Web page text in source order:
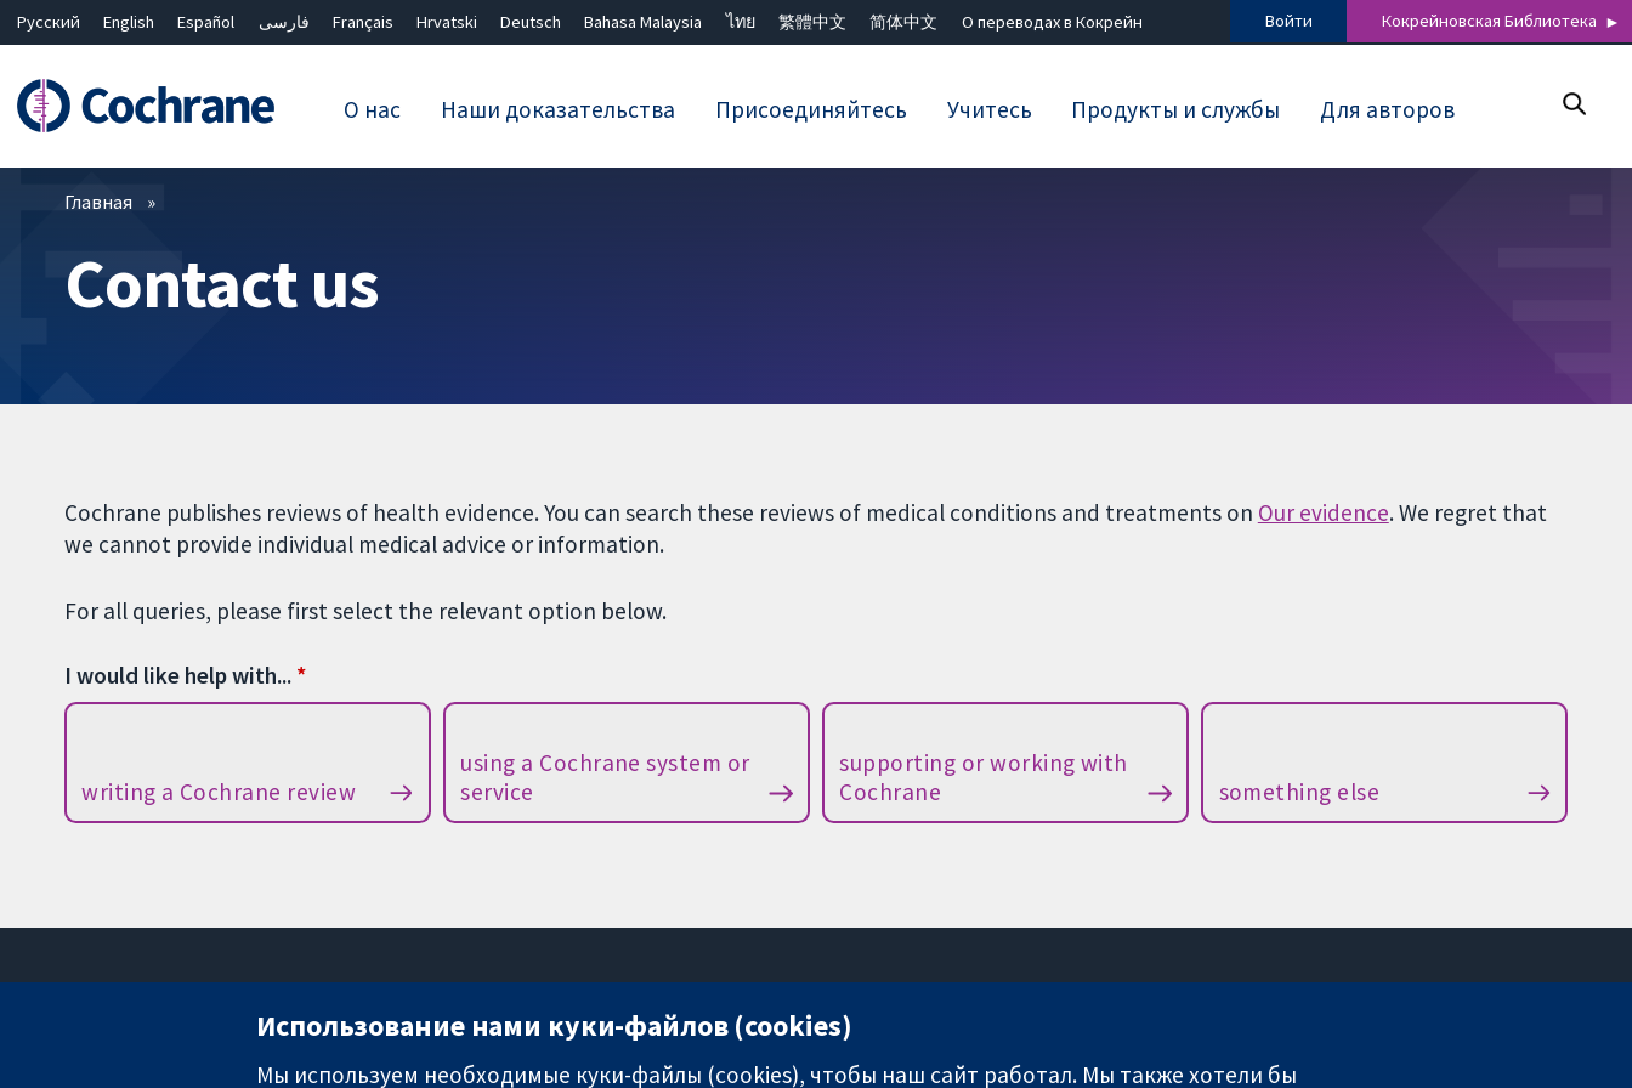
Русский English Español فارسی Français Hrvatski Deutsch Bahasa Malaysia ไทย 繁體中文 简体中文 О переводах в Кокрейн Войти Кокрейновская Библиотека
О нас Наши доказательства Присоединяйтесь Учитесь Продукты и службы Для авторов
Фильтры
Главная
Contact us
Cochrane publishes reviews of health evidence. You can search these reviews of medical conditions and treatments on Our evidence. We regret that
we cannot provide individual medical advice or information.
For all queries, please first select the relevant option below.
I would like help with...
writing a Cochrane review
using a Cochrane system or
service
supporting or working with
Cochrane
something else
11-13 Cavendish Square
Использование нами куки-файлов (cookies)
Мы используем необходимые куки-файлы (cookies), чтобы наш сайт работал. Мы также хотели бы